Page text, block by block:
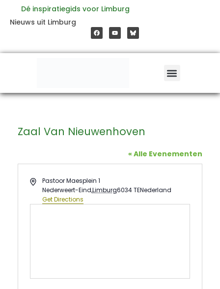
inhoud
Dé inspiratiegids voor Limburg
Nieuws uit Limburg
a
c
e
o
o
o
u
t
b
e
Zaal Van Nieuwenhoven
« Alle Evenementen
AddressPastoor Maesplein 1
Nederweert-Eind,Limburg6034 TENederland
Get Directions